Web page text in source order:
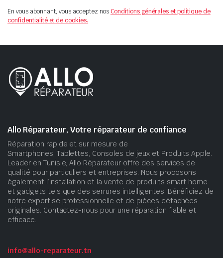
En vous abonnant, vous acceptez nosConditions générales et politique de
confidentialité et de cookies.
Allo Réparateur, Votre réparateur de confiance
Réparation rapide et sur mesure de
Smartphones, Tablettes, Consoles de jeux et Produits Apple.
Leader en Tunisie, Allo Réparateur offre des services de
qualité pour particuliers et entreprises. Nous proposons
également l’installation et la vente de produits smart home
et gadgets tels que des serrures intelligentes. Bénéficiez de
notre expertise professionnelle et de pièces détachées
originales. Contactez-nous pour une réparation fiable et
efficace.
info@allo-reparateur.tn